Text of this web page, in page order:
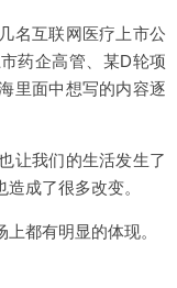
名互联网医疗上市公
药企高管、某D轮项
里面中想写的内容逐
让我们的生活发生了
成了很多改变。
都有明显的体现。